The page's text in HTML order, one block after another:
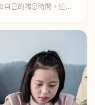
己的喘息時間，這篇